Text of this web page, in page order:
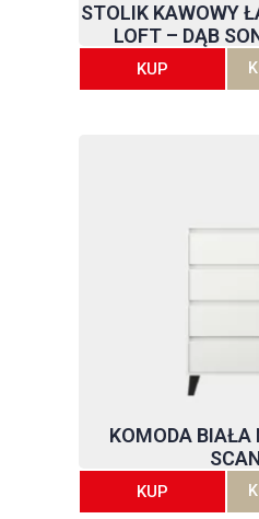
STOLIK KAWOWY
LOFT – DĄB
KUP
KOMODA BIAŁA
KUP